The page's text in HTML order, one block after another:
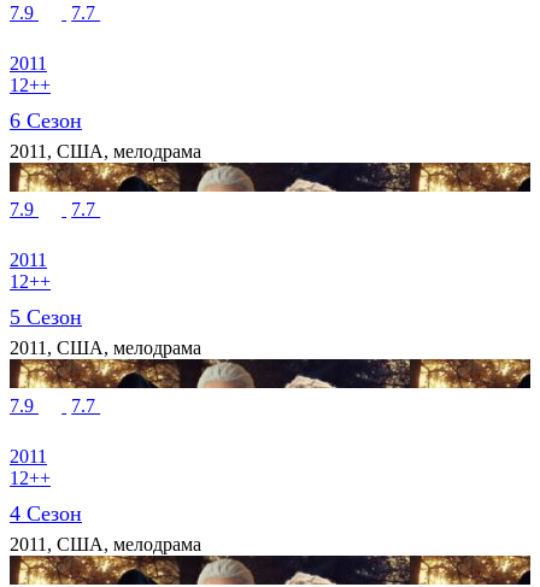
7.9 7.7
2011
12++
6 Сезон
2011, США, мелодрама
7.9 7.7
2011
12++
5 Сезон
2011, США, мелодрама
7.9 7.7
2011
12++
4 Сезон
2011, США, мелодрама